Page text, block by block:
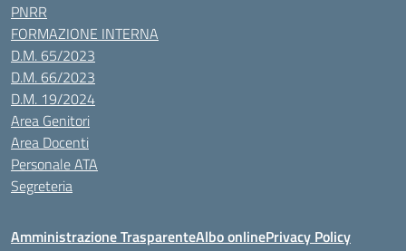
PNRR
FORMAZIONE INTERNA
D.M. 65/2023
D.M. 66/2023
D.M. 19/2024
Area Genitori
Area Docenti
Personale ATA
Segreteria
Amministrazione TrasparenteAlbo onlinePrivacy Policy